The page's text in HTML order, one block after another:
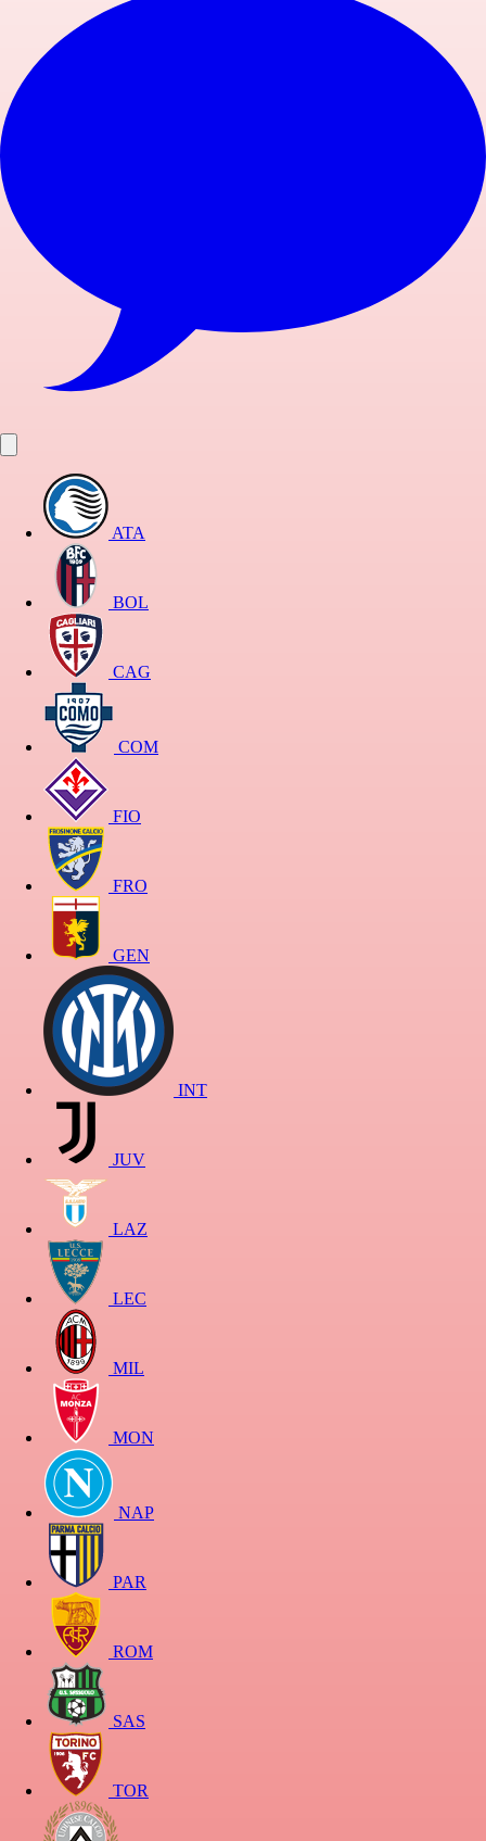
ATA
BOL
CAG
COM
FIO
FRO
GEN
INT
JUV
LAZ
LEC
MIL
MON
NAP
PAR
ROM
SAS
TOR